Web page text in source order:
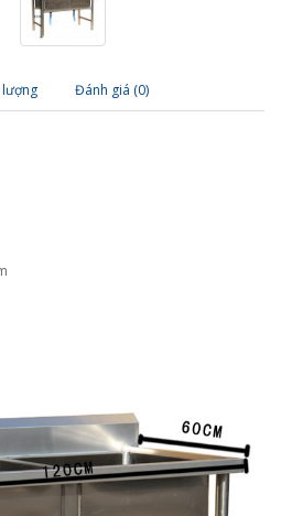
lượng Đánh giá (0)